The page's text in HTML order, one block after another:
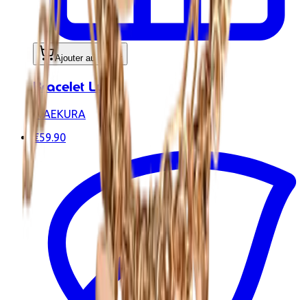
Ajouter au panier
Bracelet Luce
WAEKURA
€59.90